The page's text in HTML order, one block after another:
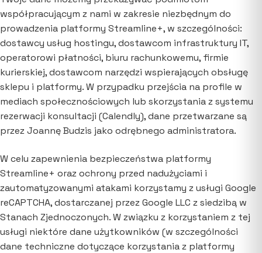
współpracującym z nami w zakresie niezbędnym do
prowadzenia platformy Streamline+, w szczególności:
dostawcy usług hostingu, dostawcom infrastruktury IT,
operatorowi płatności, biuru rachunkowemu, firmie
kurierskiej, dostawcom narzędzi wspierających obsługę
sklepu i platformy. W przypadku przejścia na profile w
mediach społecznościowych lub skorzystania z systemu
rezerwacji konsultacji (Calendly), dane przetwarzane są
przez Joannę Budzis jako odrębnego administratora.
W celu zapewnienia bezpieczeństwa platformy
Streamline+ oraz ochrony przed nadużyciami i
zautomatyzowanymi atakami korzystamy z usługi Google
reCAPTCHA, dostarczanej przez Google LLC z siedzibą w
Stanach Zjednoczonych. W związku z korzystaniem z tej
usługi niektóre dane użytkowników (w szczególności
dane techniczne dotyczące korzystania z platformy